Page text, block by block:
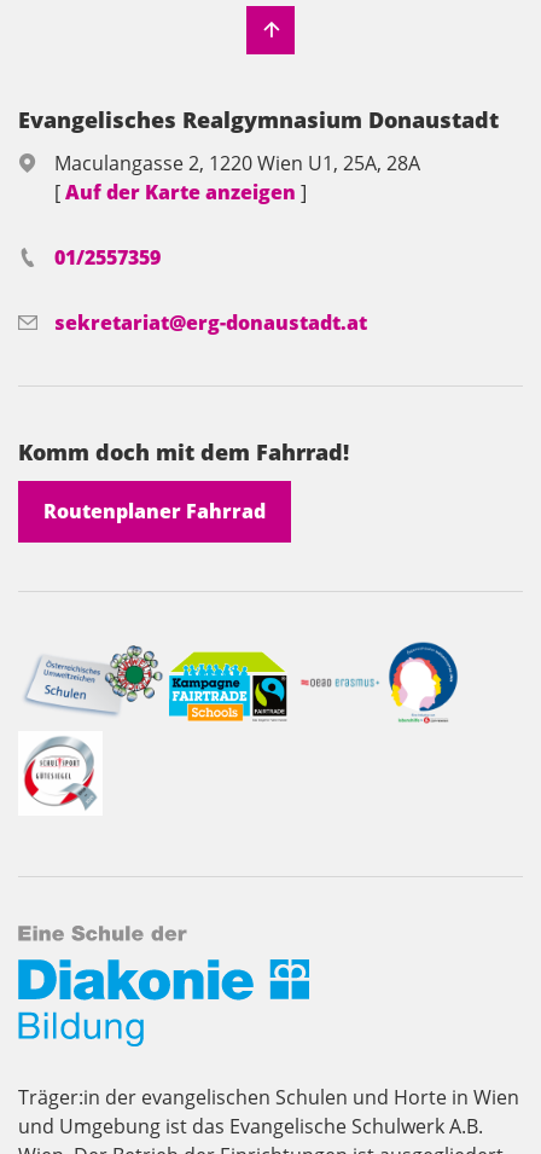
Evangelisches Realgymnasium Donaustadt
Maculangasse 2, 1220 Wien U1, 25A, 28A
[Auf der Karte anzeigen ]
01/2557359
sekretariat@erg-donaustadt.at
Komm doch mit dem Fahrrad!
Routenplaner Fahrrad
Träger:in der evangelischen Schulen und Horte in Wien
und Umgebung ist das Evangelische Schulwerk A.B.